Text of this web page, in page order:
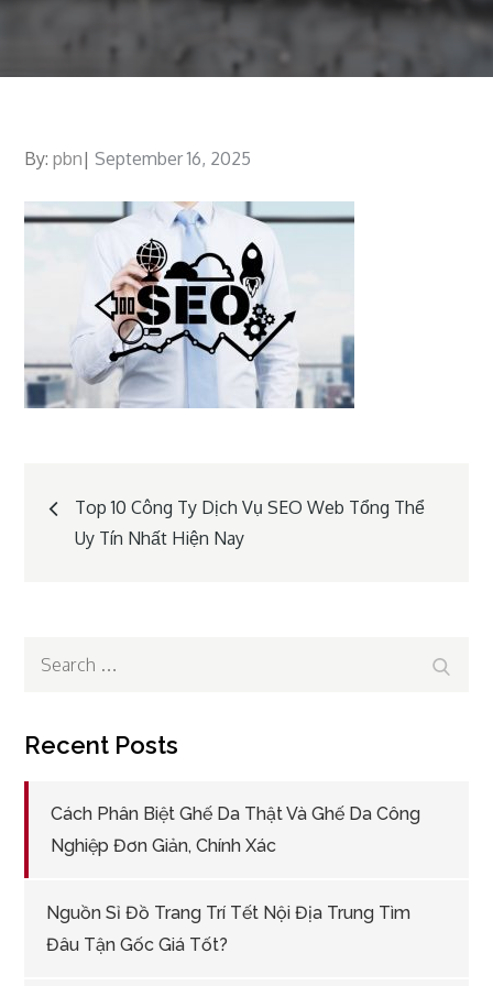
By:pbn Posted
September 16, 2025
Post
navigation
Top 10 Công Ty Dịch Vụ SEO Web Tổng Thể
Uy Tín Nhất Hiện Nay
Search
Recent Posts
Cách Phân Biệt Ghế Da Thật Và Ghế Da Công
Nghiệp Đơn Giản, Chính Xác
Nguồn Sỉ Đồ Trang Trí Tết Nội Địa Trung Tìm
Đâu Tận Gốc Giá Tốt?